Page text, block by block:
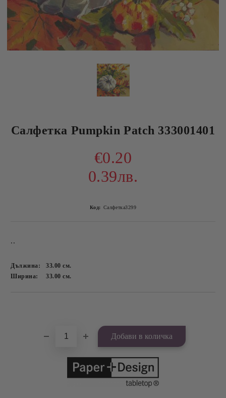
Салфетка Pumpkin Patch 333001401
€0.20
0.39лв.
Код: Салфетка3299
..
Дължина: 33.00см.
Ширина:
33.00см.